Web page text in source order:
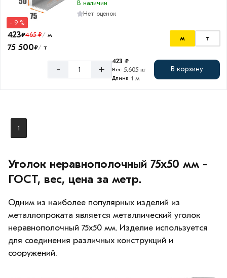
50
мм
Толщина
6
- 9 %
В наличии
Нет оценок
423₽465 ₽/ м
75 500₽/ т
м т
- +
423 ₽
Вес 5.605 кг
Длина 1 м
В корзину
1
Уголок неравнополочный 75х50 мм -
ГОСТ, вес, цена за метр.
Одним из наиболее популярных изделий из
металлопроката является металлический уголок
неравнополочный 75х50 мм. Изделие используется
для соединения различных конструкций и
сооружений.